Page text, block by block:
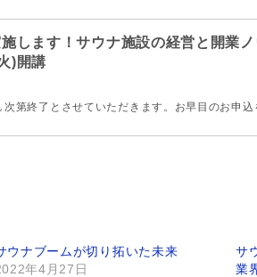
します！サウナ施設の経営と開業
)開講
第終了とさせていただきます。お早目のお申込
ウナブームが切り拓いた未来
年4月27日
サ
業